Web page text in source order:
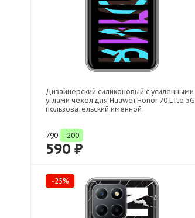
Дизайнерский силиконовый с усиленными
углами чехол для Huawei Honor 70 Lite 5G
пользовательский именной
790 -200
590 ₽
-25%